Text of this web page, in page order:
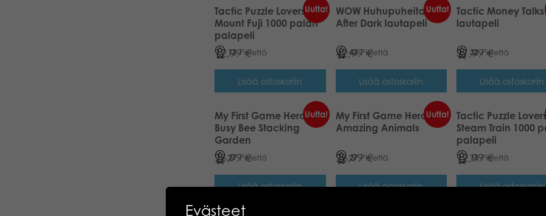
Uutta!
Tactic Puzzle Lovers
Mount Fuji 1000 palan
palapeli
12,99€
13 Pistettä
Lisää ostoskoriin
Uutta!
WOW Huhupuheita
After Dark lautapeli
42,99€
43 Pistettä
Lisää ostoskoriin
Tactic Money Talks
lautapeli
31,99€
32 Pistettä
Lisää ostoskoriin
Uutta!
My First Game Heros
Busy Bee Stacking
Garden
26,99€
27 Pistettä
Lisää ostoskoriin
Uutta!
My First Game Heros
Amazing Animals
26,99€
27 Pistettä
Lisää ostoskoriin
Tactic Puzzle
Steam Train 1000
palapeli
12,99€
13 Pistettä
Lisää ostoskoriin
Evästeet